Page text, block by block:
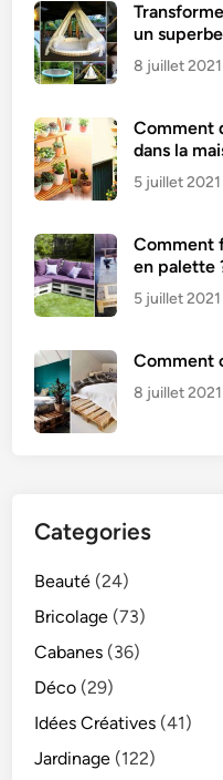
un
8 juillet 2021
Comment
dans la
5 juillet 2021
Comment
en palette
5 juillet 2021
Comment
8 juillet 2021
Categories
Beauté (24)
Bricolage (73)
Cabanes (36)
Déco (29)
Idées Créatives (41)
Jardinage (122)